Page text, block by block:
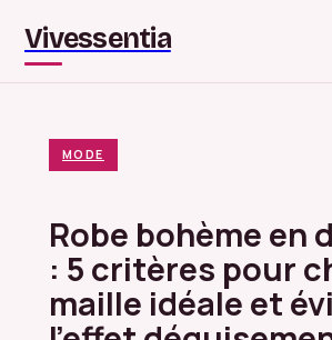
Vivessentia
MODE
Robe bohème en
: 5 critères pour
maille idéale et